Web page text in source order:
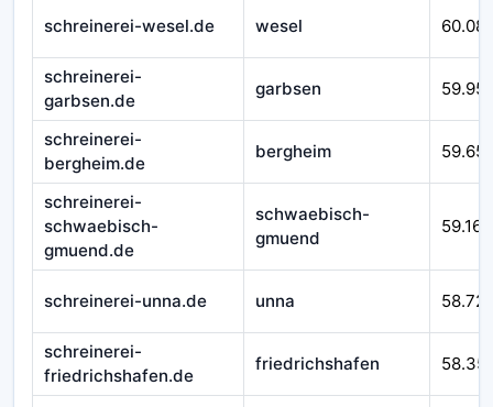
schreinerei-wesel.de wesel
schreinerei-
garbsen.de
garbsen
schreinerei-
bergheim.de
bergheim
schreinerei-
schwaebisch-
gmuend.de
schwaebisch-
gmuend
59.166
schreinerei-unna.de unna
schreinerei-
friedrichshafen.de
friedrichshafen